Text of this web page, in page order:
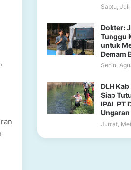
Sabtu,
Dokter:
Tunggu
untuk
Demam
Senin,
DLH
Siap
IPAL PT
Ungaran
Jumat,